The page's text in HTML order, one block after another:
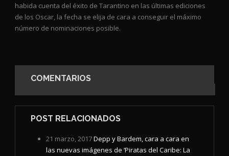
habida cuenta del éxito de Tarantino en las últimas ediciones
de los Oscar, la fecha se elija de cara a conseguir el máximo
número de nominaciones posible.
COMENTARIOS
POST RELACIONADOS
21 marzo, 2017Depp y Bardem, cara a cara en
las nuevas imágenes de ‘Piratas del Caribe: La